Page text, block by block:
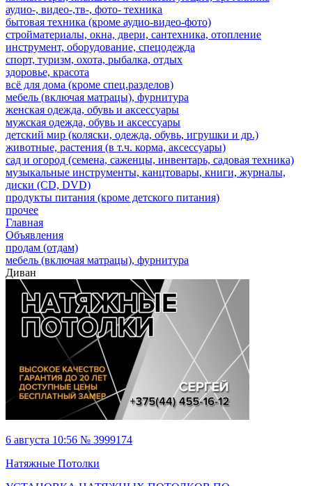
аудио-, видео-,тв-, фото- техника
бытовая техника (кроме аудио-видео-фото)
стройматериалы, окна, двери, сантехника, отопление
инструмент, оборудование, спецодежда
спорт, туризм, охота, рыбалка, отдых
здоровье, красота
всё для дома (кроме спец.разделов)
мебель (включая матрацы), фурнитура
женская одежда, обувь и аксессуары
мужская одежда, обувь и аксессуары
детский мир (коляски, одежда, обувь, игрушки и др.)
животные, растения (в т.ч. корма, аксессуары)
сад и огород (семена, саженцы, инвентарь, садовая техника)
музыкальные инструменты, канцтовары, книги, журналы,
диски (CD, DVD)
продукты питания (кроме детского питания)
прочее
Главная
Объявления
продам (отдам)
мебель (включая матрацы), фурнитура
Диван
6 августа 10:56 № 3999174
Натяжные Потолки